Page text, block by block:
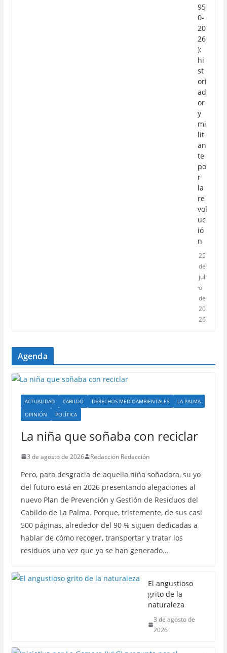
95
0-
20
26
):
hi
st
ori
ad
or
y
mi
lit
an
te
po
r
la
re
vol
uc
ió
n
25
de
juli
o
de
20
26
Agenda
ACTUALIDAD CABILDO DERECHOS MEDIOAMBIENTALES
LA PALMA
OPINIÓN
POLÍTICA
La niña que soñaba con reciclar
3 de agosto de 2026 Redacción Redacción
Pero, para desgracia de aquella niña soñadora, su yo
del futuro está en 2026 presentando alegaciones al
nuevo Plan de Prevención y Gestión de Residuos del
Cabildo de La Palma. Porque, tristemente, de sus casi
500 páginas, alrededor del 90 % siguen dedicadas a
hablar de cómo recoger, transportar y tratar los
residuos una vez que ya se han generado…
El angustioso
grito de la
naturaleza
3 de agosto de
2026